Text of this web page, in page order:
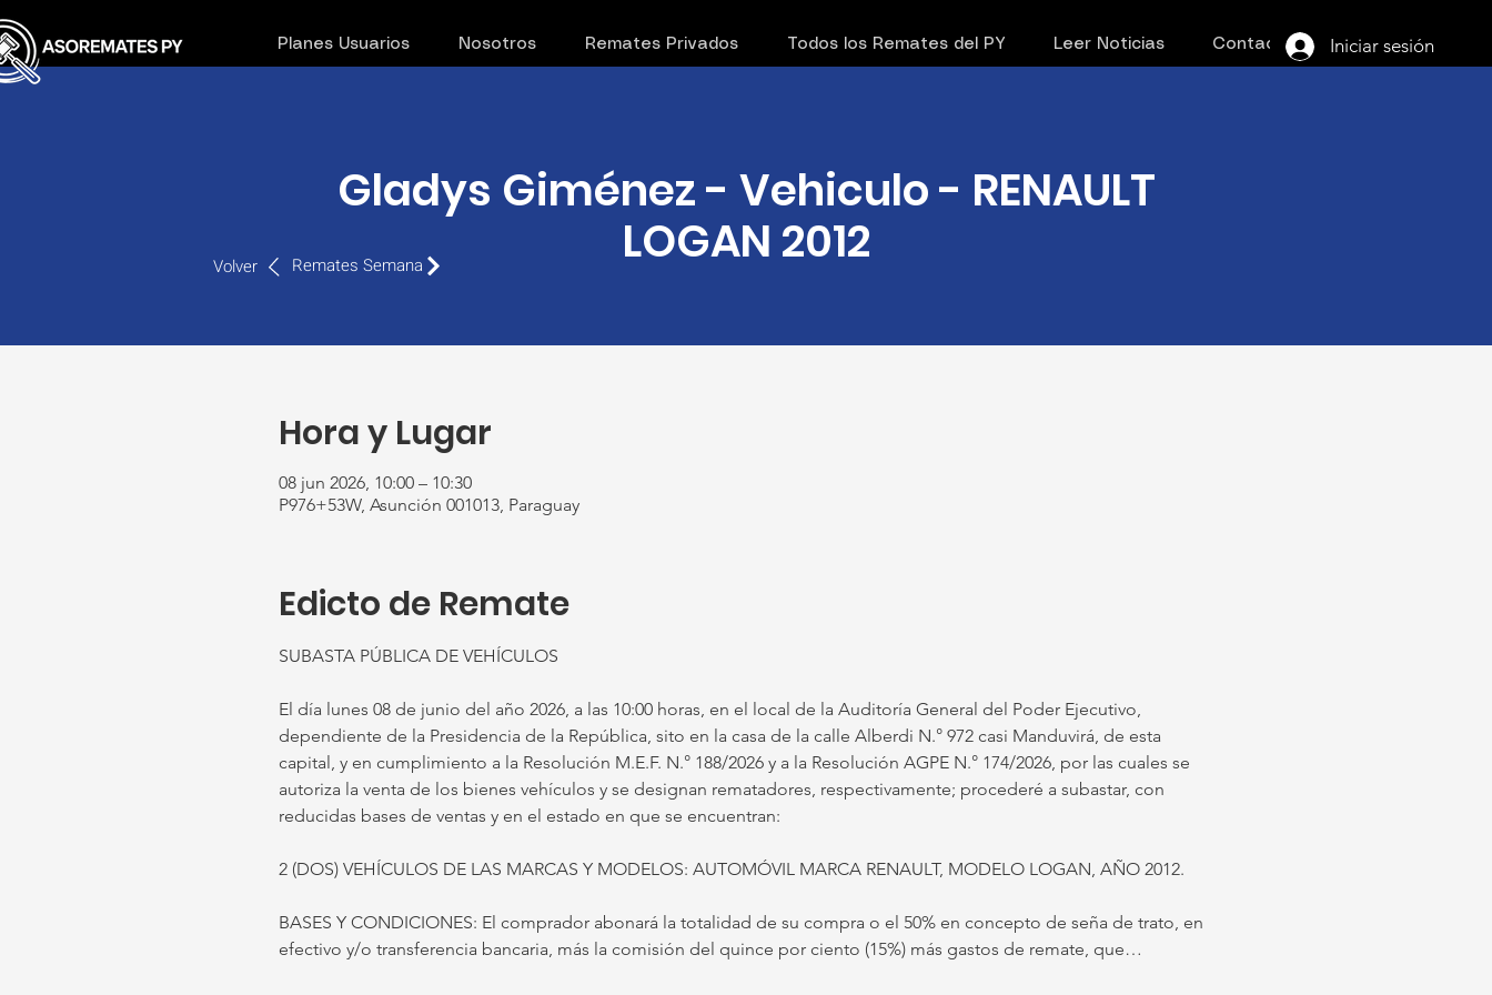
Planes Usuarios Nosotros Remates Privados Todos los Remates del PY Leer Noticias Contacto Iniciar sesión
Gladys Giménez - Vehiculo - RENAULT
LOGAN 2012
Hora y Lugar
08 jun 2026, 10:00 – 10:30
P976+53W, Asunción 001013, Paraguay
Edicto de Remate
SUBASTA PÚBLICA DE VEHÍCULOS
El día lunes 08 de junio del año 2026, a las 10:00 horas, en el local de la Auditoría General del Poder Ejecutivo,
dependiente de la Presidencia de la República, sito en la casa de la calle Alberdi N.° 972 casi Manduvirá, de esta
capital, y en cumplimiento a la Resolución M.E.F. N.° 188/2026 y a la Resolución AGPE N.° 174/2026, por las cuales se
autoriza la venta de los bienes vehículos y se designan rematadores, respectivamente; procederé a subastar, con
reducidas bases de ventas y en el estado en que se encuentran:
2 (DOS) VEHÍCULOS DE LAS MARCAS Y MODELOS: AUTOMÓVIL MARCA RENAULT, MODELO LOGAN, AÑO 2012.
BASES Y CONDICIONES: El comprador abonará la totalidad de su compra o el 50% en concepto de seña de trato, en
efectivo y/o transferencia bancaria, más la comisión del quince por ciento (15%) más gastos de remate, que…
Remates Semana
Volver